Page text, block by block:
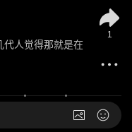
代人觉得那就是在
1